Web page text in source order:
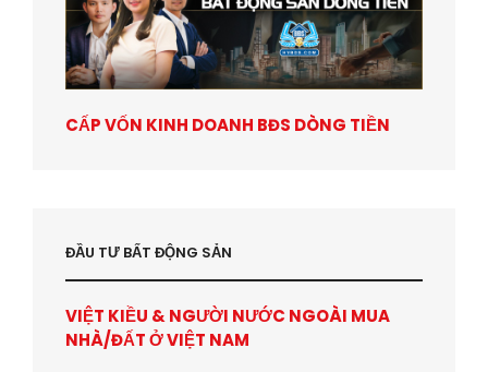
CẤP VỐN KINH DOANH BĐS DÒNG TIỀN
ĐẦU TƯ BẤT ĐỘNG SẢN
VIỆT KIỀU & NGƯỜI NƯỚC NGOÀI MUA
NHÀ/ĐẤT Ở VIỆT NAM